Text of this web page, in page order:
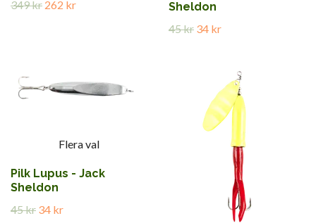
349 kr 262 kr
Sheldon
45 kr 34 kr
Flera val
Pilk Lupus - Jack
Sheldon
45 kr 34 kr